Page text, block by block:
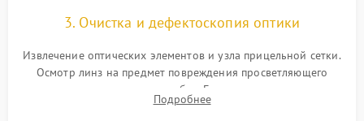
3. Очистка и дефектоскопия оптики
Извлечение оптических элементов и узла прицельной сетки.
Осмотр линз на предмет повреждения просветляющего
покрытия или появления грибка. Бережная очистка стекол
спецрастворами. Проверка целостности гравированной
Подробнее